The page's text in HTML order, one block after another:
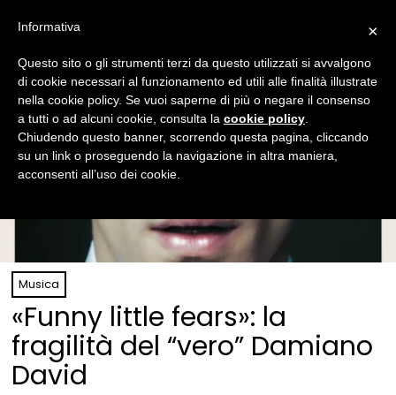
Musica
«Funny little fears»: la
fragilità del “vero” Damiano
David
×
Informativa
Questo sito o gli strumenti terzi da questo utilizzati si avvalgono
di cookie necessari al funzionamento ed utili alle finalità illustrate
nella cookie policy. Se vuoi saperne di più o negare il consenso
a tutti o ad alcuni cookie, consulta la cookie policy
Chiudendo questo banner, scorrendo questa pagina, cliccando
su un link o proseguendo la navigazione in altra maniera,
acconsenti all’uso dei cookie.